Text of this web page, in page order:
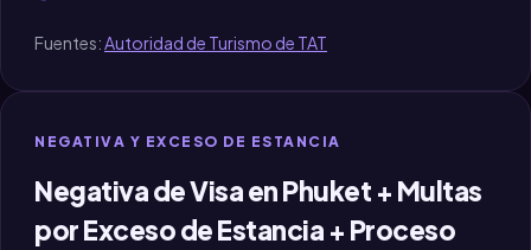
Fuentes:Autoridad de Turismo de TAT
NEGATIVA Y EXCESO DE ESTANCIA
Negativa de Visa en Phuket + Multas
por Exceso de Estancia + Proceso